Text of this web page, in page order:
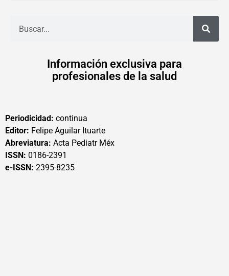
Información exclusiva para
profesionales de la salud
Periodicidad: continua
Editor: Felipe Aguilar Ituarte
Abreviatura: Acta Pediatr Méx
ISSN: 0186-2391
e-ISSN: 2395-8235